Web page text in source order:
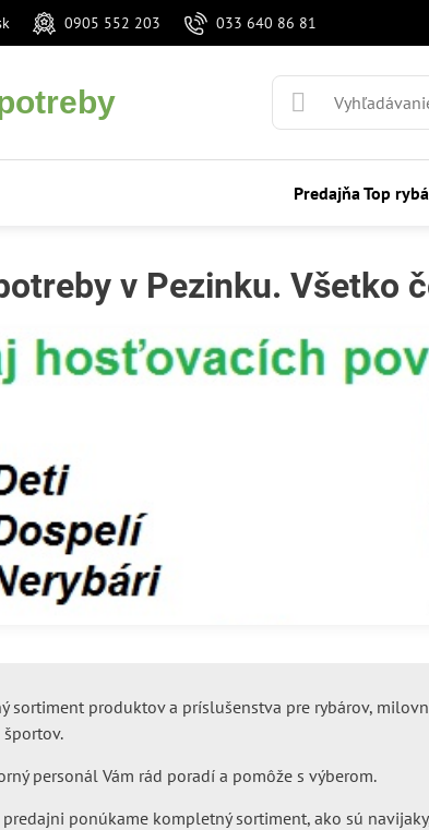
0905 552 203 033 640 86 81
Predajňa Top
v Pezinku. Všetko
sortiment produktov a príslušenstva pre rybárov,
personál Vám rád poradí a pomôže s výberom.
ponúkame kompletný sortiment, ako sú